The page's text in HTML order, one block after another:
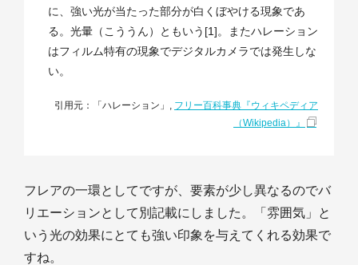
に、強い光が当たった部分が白くぼやける現象であ
る。光暈（こううん）ともいう[1]。またハレーション
はフィルム特有の現象でデジタルカメラでは発生しな
い。
引用元：「ハレーション」, フリー百科事典『ウィキペディア
（Wikipedia）』
フレアの一環としてですが、要素が少し異なるのでバ
リエーションとして別記載にしました。「雰囲気」と
いう光の効果にとても強い印象を与えてくれる効果で
すね。